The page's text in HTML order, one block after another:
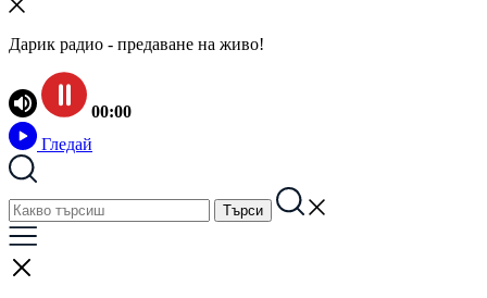
Дарик радио - предаване на живо!
00:00
Гледай